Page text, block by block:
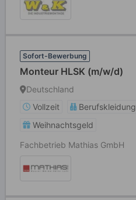
Sofort-Bewerbung
Monteur HLSK (m/w/d)
Deutschland
Vollzeit
Berufskleidung
Weihnachtsgeld
Fachbetrieb Mathias GmbH